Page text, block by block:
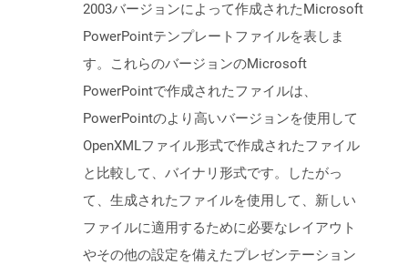
2003バージョンによって作成されたMicrosoft
PowerPointテンプレートファイルを表しま
す。これらのバージョンのMicrosoft
PowerPointで作成されたファイルは、
PowerPointのより高いバージョンを使用して
OpenXMLファイル形式で作成されたファイル
と比較して、バイナリ形式です。したがっ
て、生成されたファイルを使用して、新しい
ファイルに適用するために必要なレイアウト
やその他の設定を備えたプレゼンテーション